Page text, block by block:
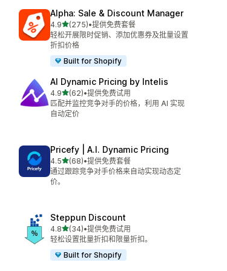
Alpha: Sale & Discount Manager
4.9星（满分 5 星）
(275)
总共 275 条评论
•提供免费套餐
轻松开展限时促销、添加优惠券及批量设置
折扣价格
Built for Shopify
AI Dynamic Pricing by Intelis
4.9星（满分 5 星）
(62)
总共 62 条评论
•提供免费试用
匹配并监控竞争对手的价格，利用 AI 实现
自动定价
Pricefy | A.I. Dynamic Pricing
4.5星（满分 5 星）
(68)
总共 68 条评论
•提供免费套餐
通过跟踪竞争对手价格来自动实现动态定
价。
Steppun Discount
4.8星（满分 5 星）
(34)
总共 34 条评论
•提供免费试用
轻松设置批量折扣和限量折扣。
Built for Shopify